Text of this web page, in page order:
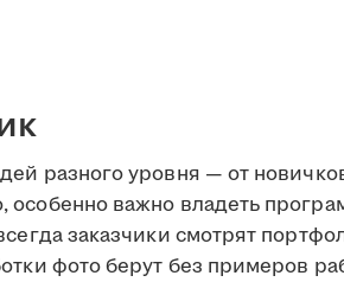
разного уровня — от
важно владеть
заказчики смотрят
фото берут без примеров